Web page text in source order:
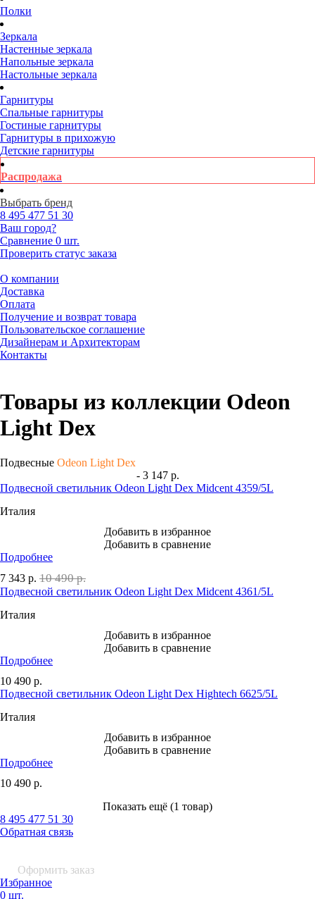
Полки
Зеркала
Настенные зеркала
Напольные зеркала
Настольные зеркала
Гарнитуры
Спальные гарнитуры
Гостиные гарнитуры
Гарнитуры в прихожую
Детские гарнитуры
Распродажа
Выбрать бренд
8 495 477 51 30
Ваш город?
Сравнение 0 шт.
Проверить статус заказа
О компании
Доставка
Оплата
Получение и возврат товара
Пользовательское соглашение
Дизайнерам и Архитекторам
Контакты
Товары из коллекции Odeon
Light Dex
Подвесные Odeon Light Dex
- 3 147 р.
Подвесной светильник Odeon Light Dex Midcent 4359/5L
Италия
Добавить в избранное
Добавить в сравнение
Подробнее
7 343 р. 10 490 р.
Подвесной светильник Odeon Light Dex Midcent 4361/5L
Италия
Добавить в избранное
Добавить в сравнение
Подробнее
10 490 р.
Подвесной светильник Odeon Light Dex Hightech 6625/5L
Италия
Добавить в избранное
Добавить в сравнение
Подробнее
10 490 р.
Показать ещё (1 товар)
8 495 477 51 30
Обратная связь
Оформить заказ
Избранное
0 шт.